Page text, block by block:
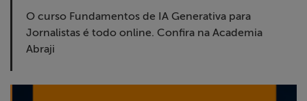
Associe-se
Doe para
ABRAJI
O curso Fundamentos de IA Generativa para
Jornalistas é todo online. Confira na Academia
Abraji